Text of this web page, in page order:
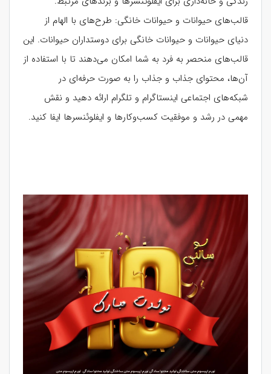
قالب‌های حیوانات و حیوانات خانگی: طرح‌های با الهام از
دنیای حیوانات و حیوانات خانگی برای دوستداران حیوانات. این
قالب‌های منحصر به فرد به شما امکان می‌دهند تا با استفاده از
آن‌ها، محتوای جذاب و جذاب را به صورت حرفه‌ای در
شبکه‌های اجتماعی اینستاگرام و تلگرام ارائه دهید و نقش
مهمی در رشد و موفقیت کسب‌وکارها و ایفلوئنسرها ایفا کنید.